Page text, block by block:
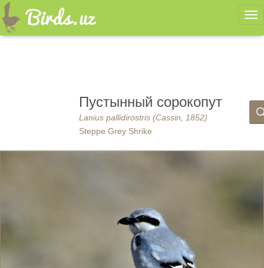
Пустынный сорокопут
Lanius pallidirostris (Cassin, 1852)
Steppe Grey Shrike